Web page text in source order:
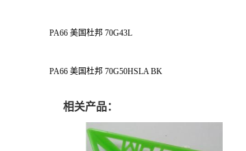
PA66 美国杜邦 70G43L
PA66 美国杜邦 70G50HSLA BK
相关产品：